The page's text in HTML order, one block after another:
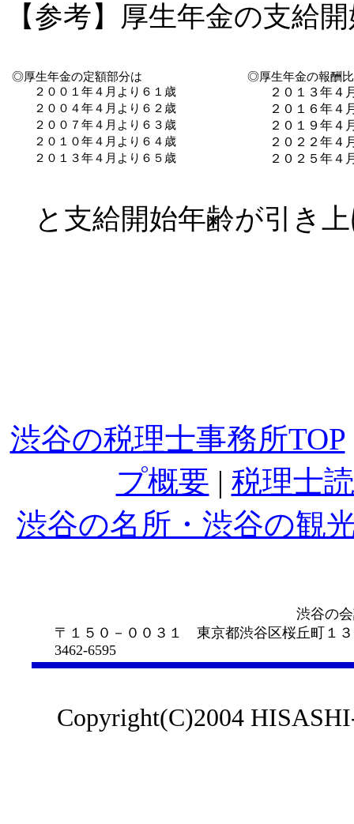
【参考】厚生年金の支給
◎厚生年金の定額部分は
◎厚生年金の報酬
２００１年４月より６１歳
２０１３年４
２００４年４月より６２歳 ２０１６年４
２００７年４月より６３歳 ２０１９年４
２０１０年４月より６４歳 ２０２２年４
２０１３年４月より６５歳 ２０２５年４
と支給開始年齢が引き
渋谷の税理士事務所TOP
プ概要 | 税理士
渋谷の名所・渋谷の観
渋谷の会計事務所 中
〒１５０－００３１ 東京都渋谷区桜丘町
3462-6595
Copyright(C)2004